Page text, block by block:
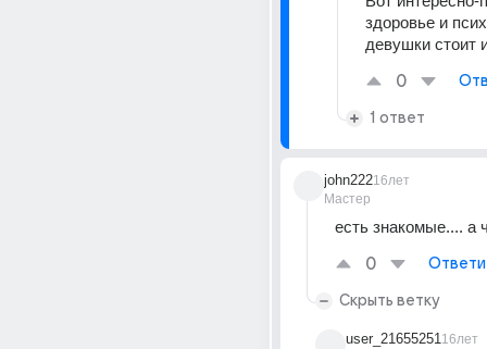
здоровье и
девушки стоит
0
1 ответ
john222
Мастер
16лет
есть знакомые.... а
0
Скрыть ветку
user_2165525116лет